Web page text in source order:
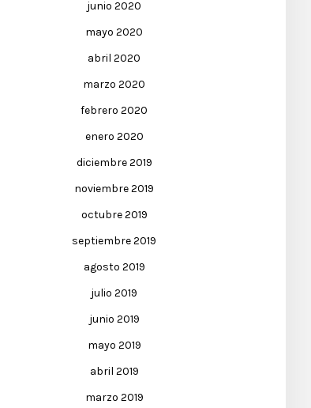
junio 2020
mayo 2020
abril 2020
marzo 2020
febrero 2020
enero 2020
diciembre 2019
noviembre 2019
octubre 2019
septiembre 2019
agosto 2019
julio 2019
junio 2019
mayo 2019
abril 2019
marzo 2019